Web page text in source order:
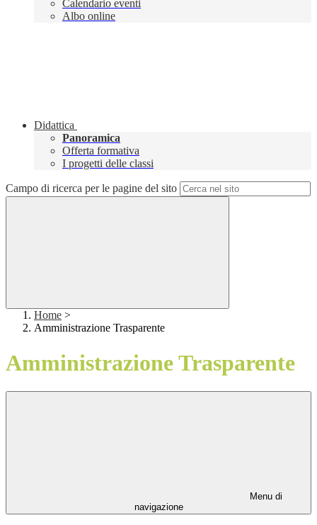
Calendario eventi
Albo online
Didattica
Panoramica
Offerta formativa
I progetti delle classi
Campo di ricerca per le pagine del sito
Home >
Amministrazione Trasparente
Amministrazione Trasparente
Menu di
navigazione